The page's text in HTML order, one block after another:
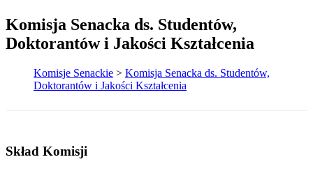
Komisja Senacka ds. Studentów,
Doktorantów i Jakości Kształcenia
Komisje Senackie > Komisja Senacka ds. Studentów,
Doktorantów i Jakości Kształcenia
Skład Komisji